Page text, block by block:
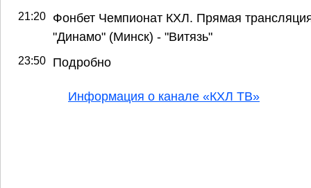
21:20
Фонбет Чемпионат КХЛ. Прямая
"Динамо" (Минск) - "Витязь"
23:50 Подробно
Информация о канале «КХЛ ТВ»